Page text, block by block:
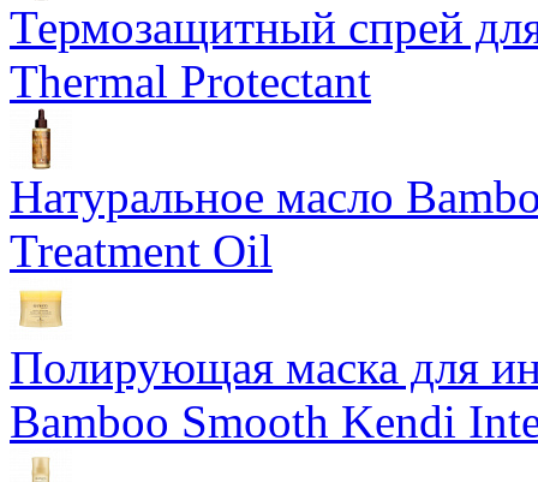
Термозащитный спрей
Thermal Protectant
Натуральное масло
Treatment Oil
Полирующая маска для
Bamboo Smooth Kendi